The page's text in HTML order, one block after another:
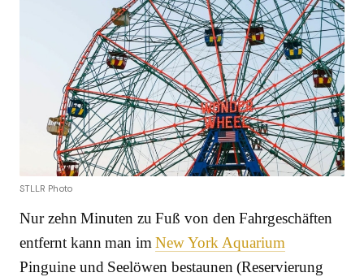
STLLR Photo
Nur zehn Minuten zu Fuß von den Fahrgeschäften
entfernt kann man imNew York Aquarium
Pinguine und Seelöwen bestaunen (Reservierung